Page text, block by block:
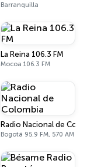
Barranquilla
La Reina 106.3 FM
Mocoa 106.3 FM
Radio Nacional de
Bogotá 95.9 FM, 570 AM